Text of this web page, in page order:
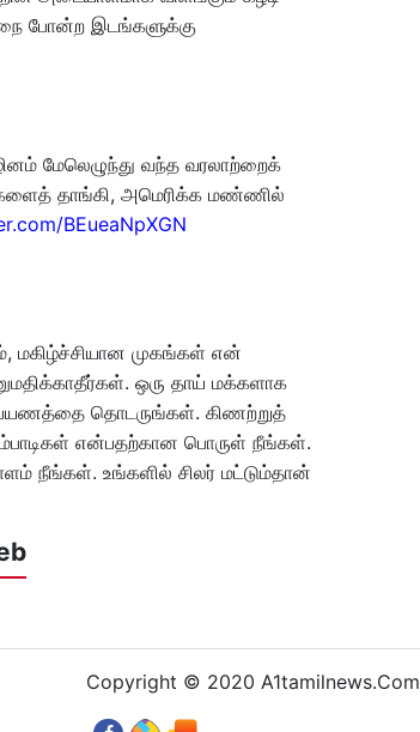
போன்ற இடங்களுக்கு
மேலெழுந்து வந்த வரலாற்றைக்
தாங்கி, அமெரிக்க மண்ணில்
BEueaNpXGN
மகிழ்ச்சியான முகங்கள் என்
ஒரு தாய் மக்களாக
பயணத்தை தொடருங்கள். கிணற்றுத்
என்பதற்கான பொருள் நீங்கள்.
நீங்கள். உங்களில் சிலர் மட்டும்தான்
Copyright © 2020 A1tamilnews.Com